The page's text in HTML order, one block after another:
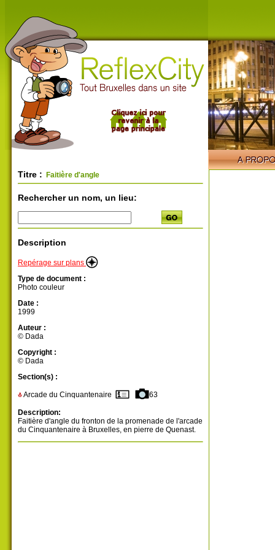
Titre : Faitière d'angle
Rechercher un nom, un lieu:
Description
Repérage sur plans
Type de document :
Photo couleur
Date :
1999
Auteur :
© Dada
Copyright :
© Dada
Section(s) :
Arcade du Cinquantenaire 63
Description:
Faitière d'angle du fronton de la promenade de l'arcade
du Cinquantenaire à Bruxelles, en pierre de Quenast.